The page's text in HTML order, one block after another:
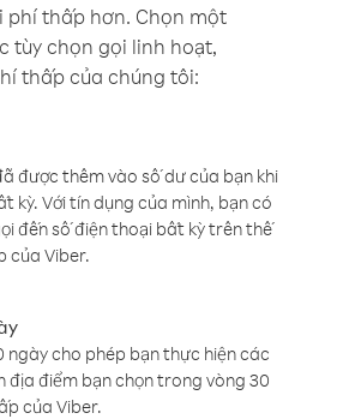
phí thấp hơn. Chọn một
tùy chọn gọi linh hoạt,
thấp của chúng tôi:
được thêm vào số dư của bạn khi
kỳ. Với tín dụng của mình, bạn có
đến số điện thoại bất kỳ trên thế
của Viber.
ngày cho phép bạn thực hiện các
địa điểm bạn chọn trong vòng 30
của Viber.